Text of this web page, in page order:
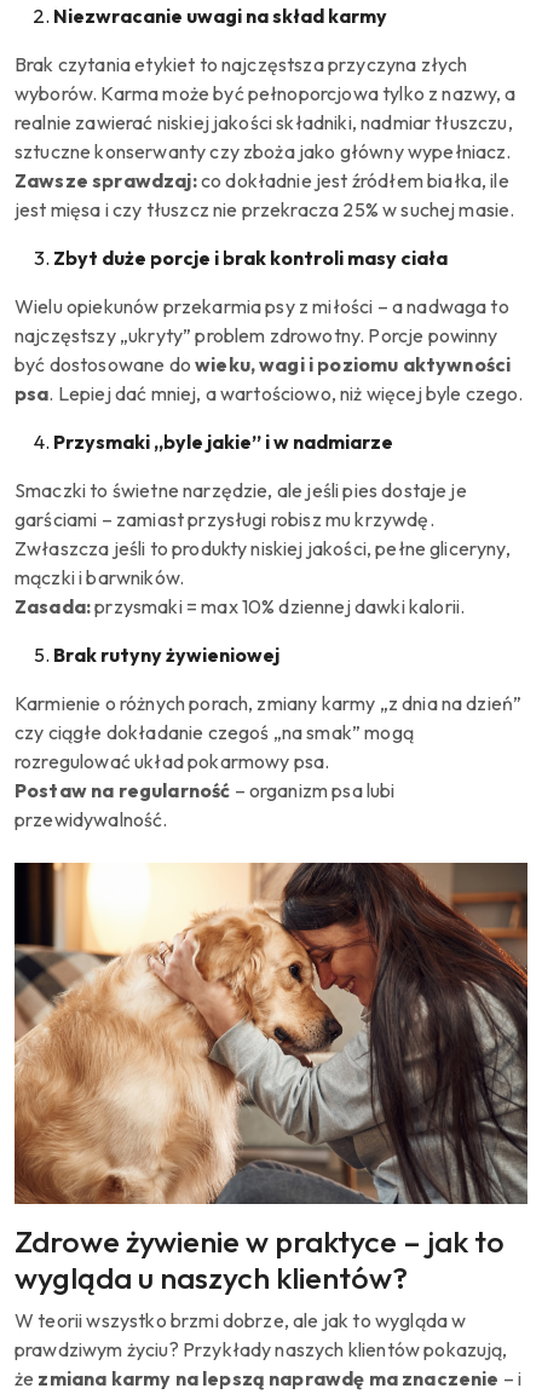
Niezwracanie uwagi na skład karmy
Brak czytania etykiet to najczęstsza przyczyna złych
wyborów. Karma może być pełnoporcjowa tylko z nazwy, a
realnie zawierać niskiej jakości składniki, nadmiar tłuszczu,
sztuczne konserwanty czy zboża jako główny wypełniacz.
Zawsze sprawdzaj:co dokładnie jest źródłem białka, ile
jest mięsa i czy tłuszcz nie przekracza 25% w suchej masie.
Zbyt duże porcje i brak kontroli masy ciała
Wielu opiekunów przekarmia psy z miłości – a nadwaga to
najczęstszy „ukryty” problem zdrowotny. Porcje powinny
być dostosowane dowieku, wagi i poziomu aktywności
psa. Lepiej dać mniej, a wartościowo, niż więcej byle czego.
Przysmaki „byle jakie” i w nadmiarze
Smaczki to świetne narzędzie, ale jeśli pies dostaje je
garściami – zamiast przysługi robisz mu krzywdę.
Zwłaszcza jeśli to produkty niskiej jakości, pełne gliceryny,
mączki i barwników.
Zasada:przysmaki = max 10% dziennej dawki kalorii.
Brak rutyny żywieniowej
Karmienie o różnych porach, zmiany karmy „z dnia na dzień”
czy ciągłe dokładanie czegoś „na smak” mogą
rozregulować układ pokarmowy psa.
Postaw na regularność – organizm psa lubi
przewidywalność.
Zdrowe żywienie w praktyce – jak to
wygląda u naszych klientów?
W teorii wszystko brzmi dobrze, ale jak to wygląda w
prawdziwym życiu? Przykłady naszych klientów pokazują,
że zmiana karmy na lepszą naprawdę ma znaczenie – i